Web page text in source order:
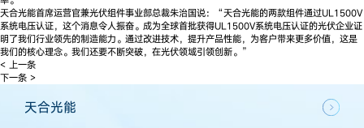
天合光能首席运营官兼光伏组件事业部总裁朱治国说：“天合光能的两款组件通过UL1500V
系统电压认证，这个消息令人振奋。成为全球首批获得UL1500V系统电压认证的光伏企业证
明了我们行业领先的制造能力。通过改进技术，提升产品性能，为客户带来更多价值，这是
我们的核心理念。我们还要不断突破，在光伏领域引领创新。”
< 上一条
下一条 >
天合光能